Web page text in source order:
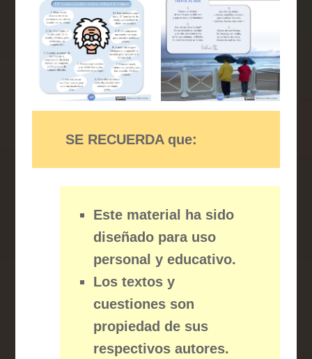
SE RECUERDA que:
Este material ha sido
diseñado para uso
personal y educativo.
Los textos y
cuestiones son
propiedad de sus
respectivos autores.